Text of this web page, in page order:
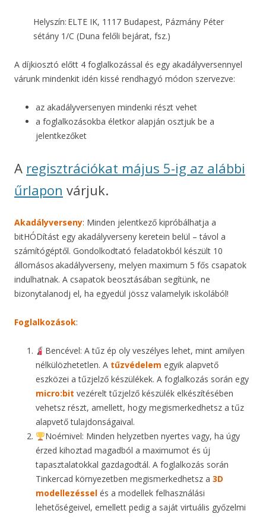
Helyszín: ELTE IK, 1117 Budapest, Pázmány Péter
sétány 1/C (Duna felőli bejárat, fsz.)
A díjkiosztó előtt 4 foglalkozással és egy akadályversennyel
várunk mindenkit idén kissé rendhagyó módon szervezve:
az akadályversenyen mindenki részt vehet
a foglalkozásokba életkor alapján osztjuk be a
jelentkezőket
A regisztrációkat május 5-ig az alábbi
űrlapon várjuk.
Akadályverseny: Minden jelentkező kipróbálhatja a
bitHÓDítást egy akadályverseny keretein belül – távol a
számítógéptől. Gondolkodtató feladatokból készült 10
állomásos akadályverseny, melyen maximum 5 fős csapatok
indulhatnak. A csapatok beosztásában segítünk, ne
bizonytalanodj el, ha egyedül jössz valamelyik iskolából!
Foglalkozások:
Bencével: A tűz ép oly veszélyes lehet, mint amilyen
nélkülözhetetlen. A tűzvédelem egyik alapvető
eszközei a tűzjelző készülékek. A foglalkozás során egy
micro:bit vezérelt tűzjelző készülék elkészítésében
vehetsz részt, amellett, hogy megismerkedhetsz a tűz
alapvető tulajdonságaival.
Noémivel: Minden helyzetben nyertes vagy, ha úgy
érzed kihoztad magadból a maximumot és új
tapasztalatokkal gazdagodtál. A foglalkozás során
Tinkercad környezetben megismerkedhetsz a 3D
modellezéssel és a modellek felhasználási
lehetőségeivel, emellett pedig a saját virtuális győzelmi